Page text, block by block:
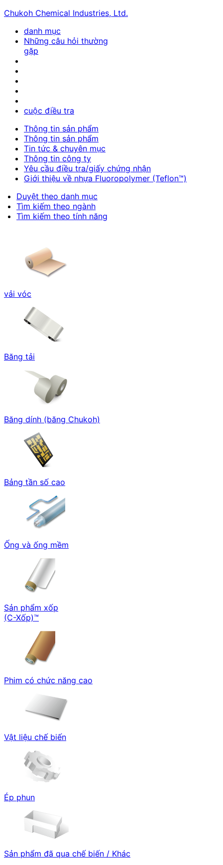
Chukoh Chemical Industries, Ltd.
danh mục
Những câu hỏi thường
gặp
cuộc điều tra
Thông tin sản phẩm
Thông tin sản phẩm
Tin tức & chuyên mục
Thông tin công ty
Yêu cầu điều tra/giấy chứng nhận
Giới thiệu về nhựa Fluoropolymer (Teflon™)
Duyệt theo danh mục
Tìm kiếm theo ngành
Tìm kiếm theo tính năng
vải vóc
Băng tải
Băng dính (băng Chukoh)
Bảng tần số cao
Ống và ống mềm
Sản phẩm xốp
(C-Xốp)™
Phim có chức năng cao
Vật liệu chế biến
Ép phun
Sản phẩm đã qua chế biến / Khác